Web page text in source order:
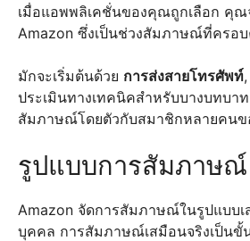
เมื่อแอพพลิเคชั่นของคุณถูกเลือก คุ
Amazon ซึ่งเป็นช่วงสัมภาษณ์ที่ครอ
มักจะเริ่มต้นด้วย การส่งสายโทรศัพท์
ประเมินทางเทคนิคสำหรับบางบทบา
สัมภาษณ์โดยตัวกับสมาชิกหลายคนข
รูปแบบการสัมภาษณ์
Amazon จัดการสัมภาษณ์ในรูปแบบเ
บุคคล การสัมภาษณ์เสมือนจริงเป็นขั้